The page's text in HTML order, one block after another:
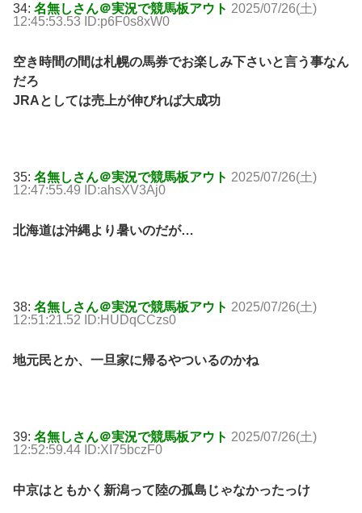
34: 名無しさん＠実況で競馬板アウト 2025/07/26(土)
12:45:53.53 ID:p6F0s8xW0
空き時間の間は札幌の馬券でお楽しみ下さいと言う事なん
だろ
JRAとしては売上が伸びれば大成功
35: 名無しさん＠実況で競馬板アウト 2025/07/26(土)
12:47:55.49 ID:ahsXV3Aj0
北海道は沖縄より暑いのだが…
38: 名無しさん＠実況で競馬板アウト 2025/07/26(土)
12:51:21.52 ID:HUDqCCzs0
地元民とか、一旦家に帰るやついるのかね
39: 名無しさん＠実況で競馬板アウト 2025/07/26(土)
12:52:59.44 ID:XI75bczF0
中京はともかく新潟って陸の孤島じゃなかったっけ